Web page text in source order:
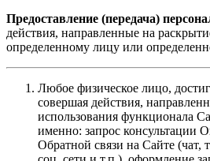
Предоставление (передача)
действия, направленные на
определенному лицу или
Любое физическое лицо,
совершая действия,
использования функционала
именно: запрос консультации
Обратной связи на Сайте (чат,